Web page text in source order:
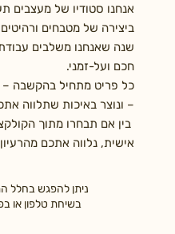
אנחנו סטודיו של מעצבים
שנה שאנחנו משלבים
חכם ועל-זמני.
כל פריט מתחיל בהקשבה –
– ונוצר באיכות שתלווה
בין אם תבחרו מתוך
אישית, נלווה אתכם
ניתן להפגש בחלל
בשיחת טלפון או